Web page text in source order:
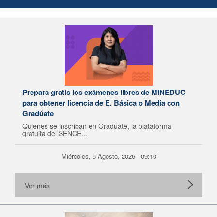
Prepara gratis los exámenes libres de MINEDUC
para obtener licencia de E. Básica o Media con
Gradúate
Quienes se inscriban en Gradúate, la plataforma
gratuita del SENCE...
Miércoles, 5 Agosto, 2026 - 09:10
Ver más